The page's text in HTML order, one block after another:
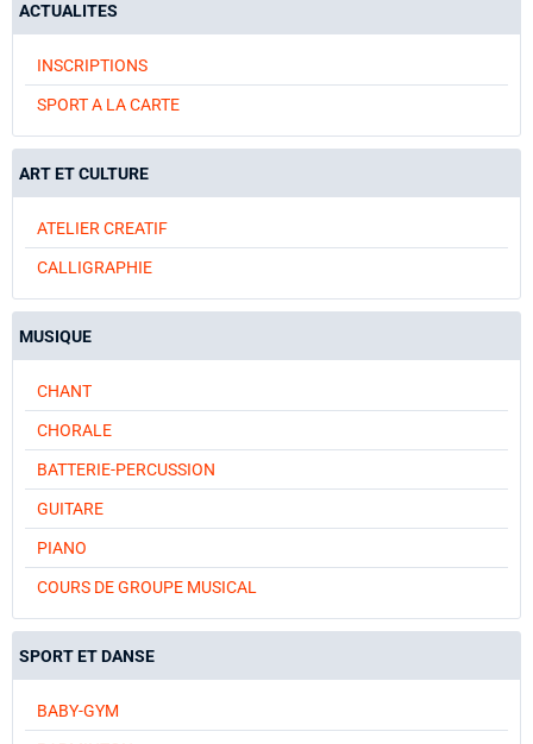
ACTUALITES
INSCRIPTIONS
SPORT A LA CARTE
ART ET CULTURE
ATELIER CREATIF
CALLIGRAPHIE
MUSIQUE
CHANT
CHORALE
BATTERIE-PERCUSSION
GUITARE
PIANO
COURS DE GROUPE MUSICAL
SPORT ET DANSE
BABY-GYM